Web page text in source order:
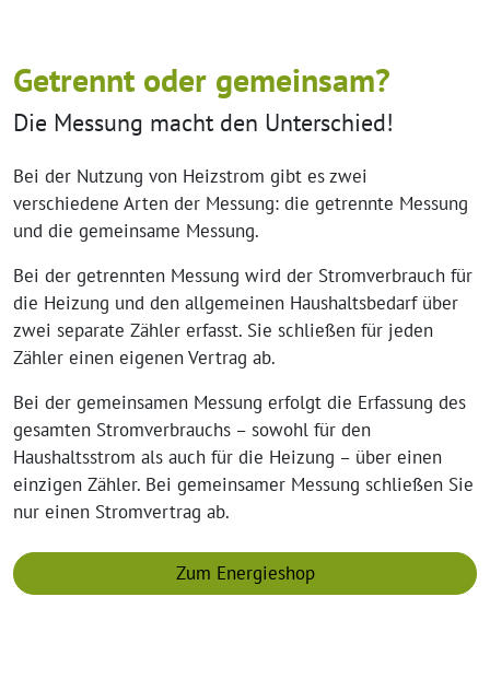
Getrennt oder gemeinsam?
Die Messung macht den Unterschied!
Bei der Nutzung von Heizstrom gibt es zwei
verschiedene Arten der Messung: die getrennte Messung
und die gemeinsame Messung.
Bei der getrennten Messung wird der Stromverbrauch für
die Heizung und den allgemeinen Haushaltsbedarf über
zwei separate Zähler erfasst. Sie schließen für jeden
Zähler einen eigenen Vertrag ab.
Bei der gemeinsamen Messung erfolgt die Erfassung des
gesamten Stromverbrauchs – sowohl für den
Haushaltsstrom als auch für die Heizung – über einen
einzigen Zähler. Bei gemeinsamer Messung schließen Sie
nur einen Stromvertrag ab.
Zum Energieshop